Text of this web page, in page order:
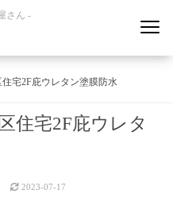
さん -
宅2F庇ウレタン塗膜防水
住宅2F庇ウレタ
2023-07-17